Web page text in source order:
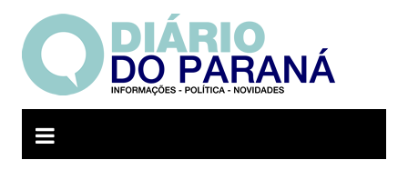
para
conteúdo